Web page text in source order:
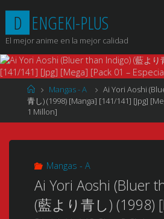
contenido
D ENGEKI-PLUS
El mejor anime en la mejor calidad
Página
de
Inicio
Mangas - A
Ai Yori Aoshi
青し) (1998) [Manga] [141/141] [Jpg]
1 Millon]
Mangas - A
Ai Yori Aoshi (Bluer
(藍より青し) (1998)